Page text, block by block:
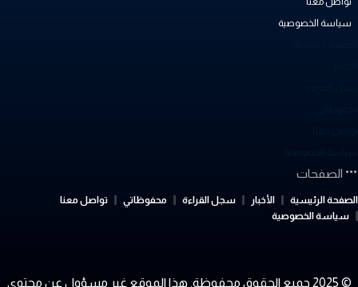
سياسة الخصوصية
الخصوصية
الصفحات
الرئيسية الأخبار سجل القراءة محفوظاتي
تواصل معنا
سياسة الخصوصية
© 2025 جميع الحقوق محفوظة. هذا الموقع غير مسؤول عن محتوى